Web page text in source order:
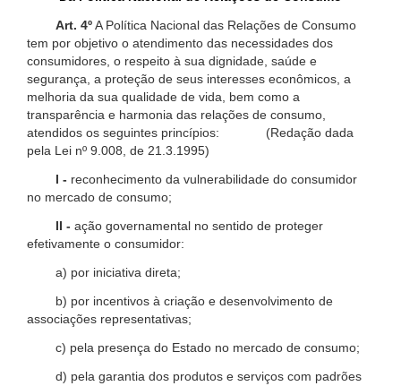
Art. 4ºA Política Nacional das Relações de Consumo
tem por objetivo o atendimento das necessidades dos
consumidores, o respeito à sua dignidade, saúde e
segurança, a proteção de seus interesses econômicos, a
melhoria da sua qualidade de vida, bem como a
transparência e harmonia das relações de consumo,
atendidos os seguintes princípios: (Redação dada
pela Lei nº 9.008, de 21.3.1995)
I - reconhecimento da vulnerabilidade do consumidor
no mercado de consumo;
II - ação governamental no sentido de proteger
efetivamente o consumidor:
a) por iniciativa direta;
b) por incentivos à criação e desenvolvimento de
associações representativas;
c) pela presença do Estado no mercado de consumo;
d) pela garantia dos produtos e serviços com padrões